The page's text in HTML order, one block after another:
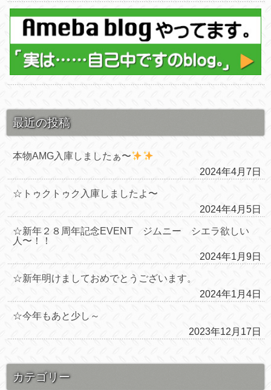
最近の投稿
本物AMG入庫しましたぁ〜
2024年4月7日
☆トゥクトゥク入庫しましたよ〜
2024年4月5日
☆新年２８周年記念EVENT ジムニー シエラ欲しい
人〜！！
2024年1月9日
☆新年明けましておめでとうございます。
2024年1月4日
☆今年もあと少し～
2023年12月17日
カテゴリー